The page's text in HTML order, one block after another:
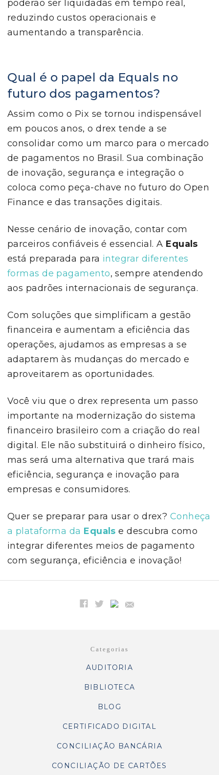
poderão ser liquidadas em tempo real,
reduzindo custos operacionais e
aumentando a transparência.
Qual é o papel da Equals no
futuro dos pagamentos?
Assim como o Pix se tornou indispensável
em poucos anos, o drex tende a se
consolidar como um marco para o mercado
de pagamentos no Brasil. Sua combinação
de inovação, segurança e integração o
coloca como peça-chave no futuro do Open
Finance e das transações digitais.
Nesse cenário de inovação, contar com
parceiros confiáveis é essencial. A Equals
está preparada para integrar diferentes
formas de pagamento, sempre atendendo
aos padrões internacionais de segurança.
Com soluções que simplificam a gestão
financeira e aumentam a eficiência das
operações, ajudamos as empresas a se
adaptarem às mudanças do mercado e
aproveitarem as oportunidades.
Você viu que o drex representa um passo
importante na modernização do sistema
financeiro brasileiro com a criação do real
digital. Ele não substituirá o dinheiro físico,
mas será uma alternativa que trará mais
eficiência, segurança e inovação para
empresas e consumidores.
Quer se preparar para usar o drex? Conheça
a plataforma da Equals e descubra como
integrar diferentes meios de pagamento
com segurança, eficiência e inovação!
Categorias
AUDITORIA
BIBLIOTECA
BLOG
CERTIFICADO DIGITAL
CONCILIAÇÃO BANCÁRIA
CONCILIAÇÃO DE CARTÕES